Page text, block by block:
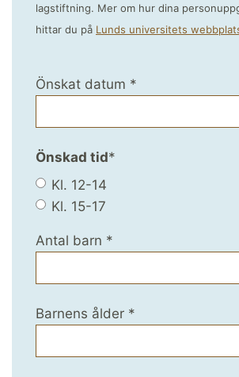
lagstiftning. Mer om hur dina
hittar du på Lunds universitets
Önskat datum *
Önskad tid*
Kl. 12-14
Kl. 15-17
Antal barn *
Barnens ålder *